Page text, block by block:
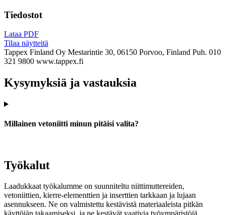
Tiedostot
Lataa PDF
Tilaa näytteitä
Tappex Finland Oy Mestarintie 30, 06150 Porvoo, Finland Puh. 010
321 9800 www.tappex.fi
Kysymyksiä ja vastauksia
Millainen vetoniitti minun pitäisi valita?
Työkalut
Laadukkaat työkalumme on suunniteltu niittimuttereiden,
vetoniittien, kierre-elementtien ja inserttien tarkkaan ja lujaan
asennukseen. Ne on valmistettu kestävistä materiaaleista pitkän